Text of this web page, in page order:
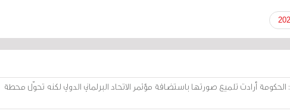
حصاد البحرين 2023: الحكومة أرادت تلميع صورتها باستضافة مؤتمر الاتحاد البرلماني الدولي لكنه تحوّل محطة